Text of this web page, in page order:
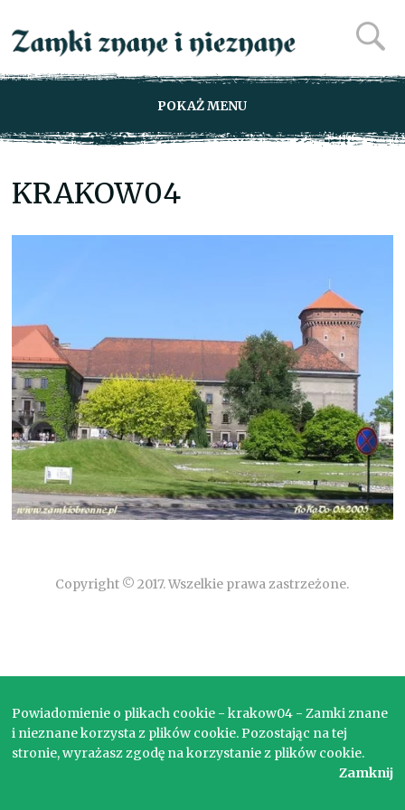
POKAŻ MENU
KRAKOW04
Copyright © 2017. Wszelkie prawa zastrzeżone.
Powiadomienie o plikach cookie - krakow04 - Zamki znane
i nieznane korzysta z plików cookie. Pozostając na tej
stronie, wyrażasz zgodę na korzystanie z plików cookie.
Zamknij